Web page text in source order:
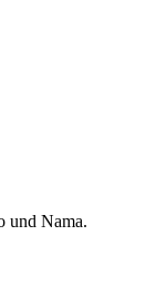
und Nama.